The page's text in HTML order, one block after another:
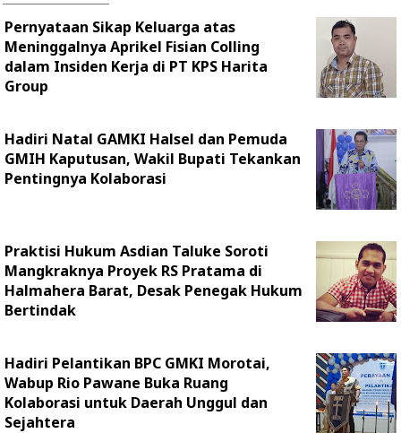
Pernyataan Sikap Keluarga atas
Meninggalnya Aprikel Fisian Colling
dalam Insiden Kerja di PT KPS Harita
Group
Hadiri Natal GAMKI Halsel dan Pemuda
GMIH Kaputusan, Wakil Bupati Tekankan
Pentingnya Kolaborasi
Praktisi Hukum Asdian Taluke Soroti
Mangkraknya Proyek RS Pratama di
Halmahera Barat, Desak Penegak Hukum
Bertindak
Hadiri Pelantikan BPC GMKI Morotai,
Wabup Rio Pawane Buka Ruang
Kolaborasi untuk Daerah Unggul dan
Sejahtera